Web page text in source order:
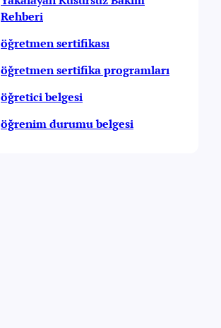
Rehberi
öğretmen sertifikası
öğretmen sertifika programları
öğretici belgesi
öğrenim durumu belgesi